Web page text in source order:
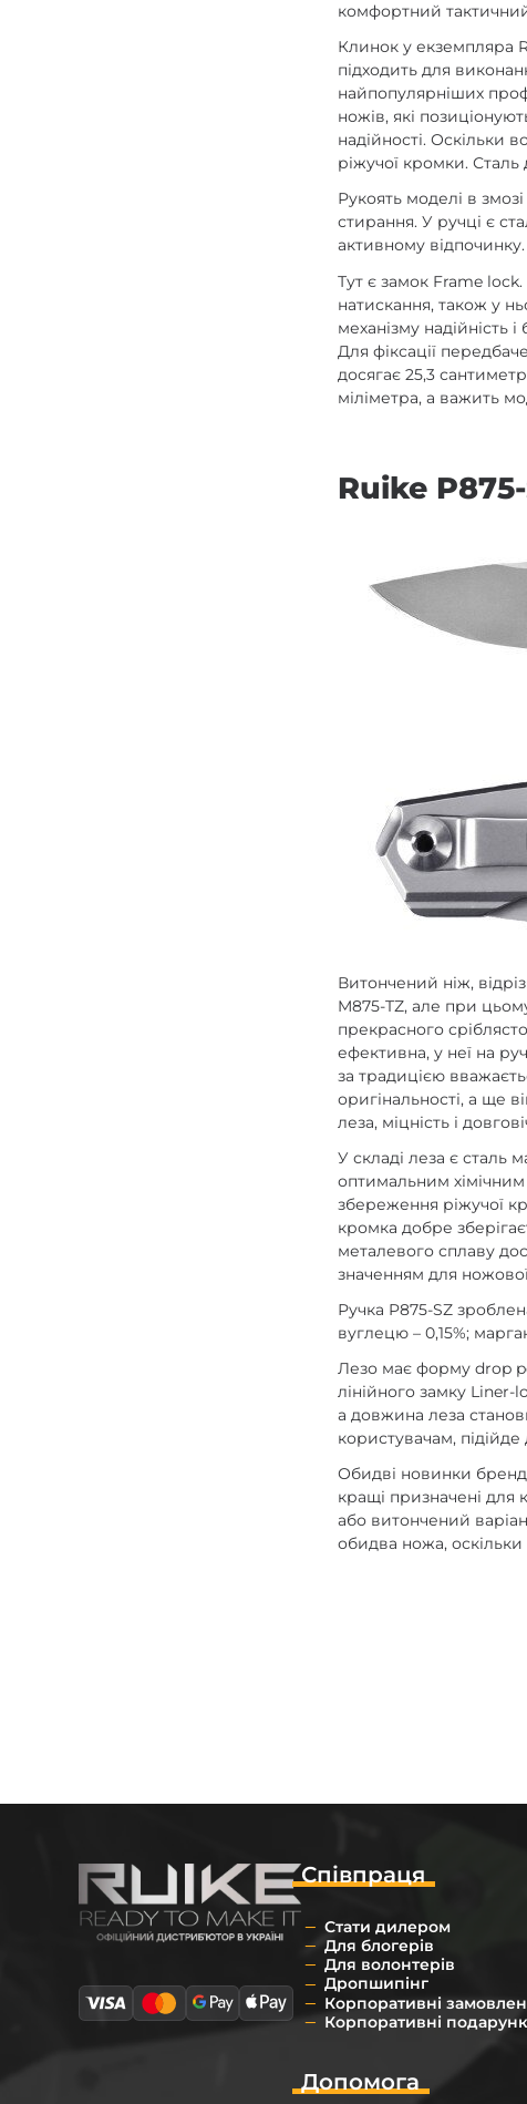
комфортний
Клинок у екземпляра
підходить для
найпопулярніших
ножів, які
надійності. Оскільки
ріжучої кромки. Сталь
Рукоять моделі в
стирання. У ручці є
активному
Тут є замок Frame
натискання, також у
механізму надійність
Для фіксації
досягає 25,3
міліметра, а важить
Ruike
Витончений ніж,
M875-TZ, але при
прекрасного
ефективна, у неї на
за традицією
оригінальності, а ще
леза, міцність і
У складі леза є сталь
оптимальним хімічним
збереження ріжучої
кромка добре
металевого сплаву
значенням для
Ручка P875-SZ
вуглецю – 0,15%;
Лезо має форму drop
лінійного замку Liner-
а довжина леза
користувачам,
Обидві новинки
кращі призначені для
або витончений
обидва ножа, оскільки
Співпраця
Стати дилером
Для блогерів
Для волонтерів
Дропшипінг
Корпоративні
Корпоративні
Допомога